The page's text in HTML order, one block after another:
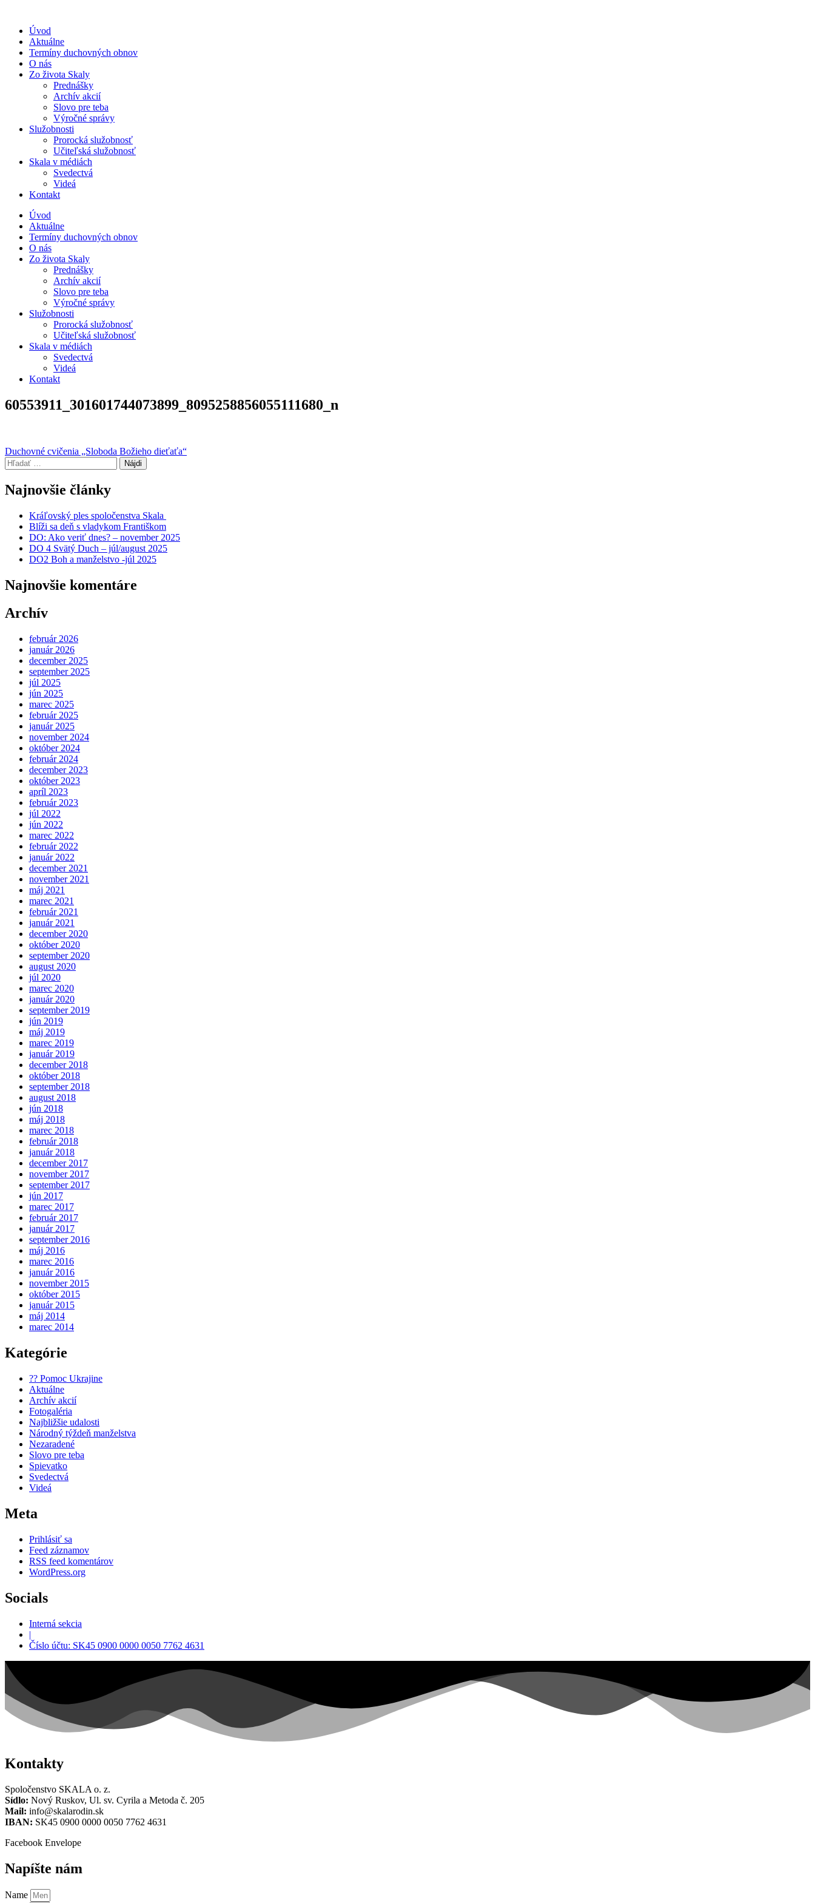
Úvod
Aktuálne
Termíny duchovných obnov
O nás
Zo života Skaly
Prednášky
Archív akcií
Slovo pre teba
Výročné správy
Služobnosti
Prorocká služobnosť
Učiteľská služobnosť
Skala v médiách
Svedectvá
Videá
Kontakt
Úvod
Aktuálne
Termíny duchovných obnov
O nás
Zo života Skaly
Prednášky
Archív akcií
Slovo pre teba
Výročné správy
Služobnosti
Prorocká služobnosť
Učiteľská služobnosť
Skala v médiách
Svedectvá
Videá
Kontakt
60553911_301601744073899_8095258856055111680_n
Navigácia
v
článku
Duchovné cvičenia „Sloboda Božieho dieťaťa“
Hľadať:
Najnovšie články
Kráľovský ples spoločenstva Skala
Blíži sa deň s vladykom Františkom
DO: Ako veriť dnes? – november 2025
DO 4 Svätý Duch – júl/august 2025
DO2 Boh a manželstvo -júl 2025
Najnovšie komentáre
Archív
február 2026
január 2026
december 2025
september 2025
júl 2025
jún 2025
marec 2025
február 2025
január 2025
november 2024
október 2024
február 2024
december 2023
október 2023
apríl 2023
február 2023
júl 2022
jún 2022
marec 2022
február 2022
január 2022
december 2021
november 2021
máj 2021
marec 2021
február 2021
január 2021
december 2020
október 2020
september 2020
august 2020
júl 2020
marec 2020
január 2020
september 2019
jún 2019
máj 2019
marec 2019
január 2019
december 2018
október 2018
september 2018
august 2018
jún 2018
máj 2018
marec 2018
február 2018
január 2018
december 2017
november 2017
september 2017
jún 2017
marec 2017
február 2017
január 2017
september 2016
máj 2016
marec 2016
január 2016
november 2015
október 2015
január 2015
máj 2014
marec 2014
Kategórie
?? Pomoc Ukrajine
Aktuálne
Archív akcií
Fotogaléria
Najbližšie udalosti
Národný týždeň manželstva
Nezaradené
Slovo pre teba
Spievatko
Svedectvá
Videá
Meta
Prihlásiť sa
Feed záznamov
RSS feed komentárov
WordPress.org
Socials
Interná sekcia
|
Číslo účtu: SK45 0900 0000 0050 7762 4631
Kontakty
Spoločenstvo SKALA o. z.
Sídlo: Nový Ruskov, Ul. sv. Cyrila a Metoda č. 205
Mail: info@skalarodin.sk
IBAN: SK45 0900 0000 0050 7762 4631
Facebook Envelope
Napíšte nám
Name